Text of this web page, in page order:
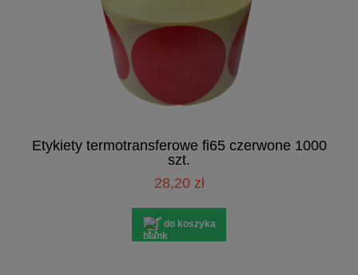
Etykiety termotransferowe fi65 czerwone 1000
szt.
28,20 zł
do koszyka